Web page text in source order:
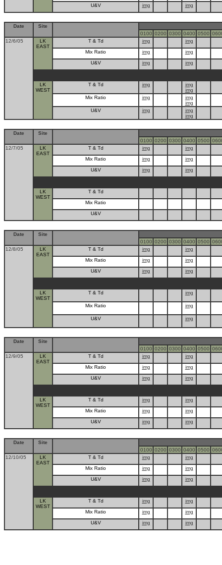
U&V
img img
Date
Site
0100 0200 0300 0400 0500
12/6/05
LK
EAST
T & Td img
img
Mix Ratio
img
img
U&V
img img
LK
WEST
T & Td img
img
img
Mix Ratio
img
img
img
U&V
img
img
img
Date
Site
0100 0200 0300 0400 0500
12/7/05
LK
EAST
T & Td img
img
Mix Ratio
img
img
U&V
img img
LK
WEST
T & Td
Mix Ratio
U&V
Date
Site
0100 0200 0300 0400 0500
12/8/05
LK
EAST
T & Td img
img
Mix Ratio
img
img
U&V
img img
LK
WEST
T & Td img
Mix Ratio img
U&V img
Date
Site
0100 0200 0300 0400 0500
12/9/05
LK
EAST
T & Td img
img
Mix Ratio
img
img
U&V
img img
LK
WEST
T & Td img
img
Mix Ratio
img
img
U&V
img img
Date
Site
0100 0200 0300 0400 0500
12/10/05
LK
EAST
T & Td img
img
Mix Ratio
img
img
U&V
img img
LK
WEST
T & Td img
img
Mix Ratio
img
img
U&V
img img